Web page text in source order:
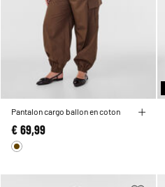
Pantalon cargo ballon en coton
€ 69,99